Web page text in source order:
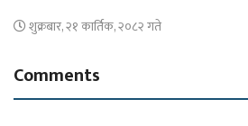
शुक्रबार, २१ कार्तिक, २०८२ गते
Comments